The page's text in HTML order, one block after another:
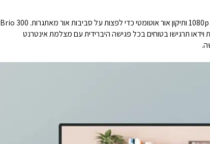
מצלמת רשת Logitech BRIO 300 לשיחות וידאו טובות יותר. מצלמת אינטרנט מסוגננת וקומפקטית עם 1080p ותיקון אור אוטומטי כדי לפצות על סביבות אור מאתגרות. Brio 300
תרגישו בטוחים בכל פגישה היברידית עם מצלמת אינטרנט